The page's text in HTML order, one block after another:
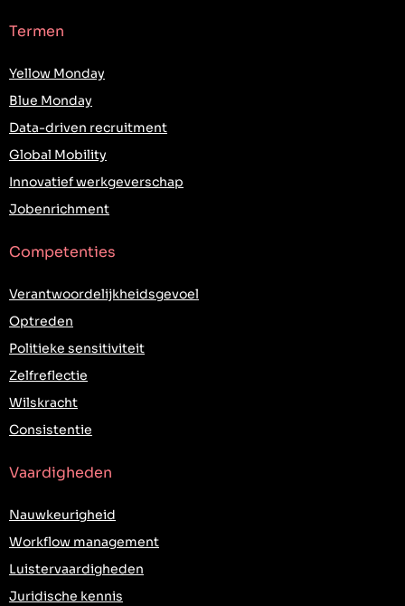
Termen
Yellow Monday
Blue Monday
Data-driven recruitment
Global Mobility
Innovatief werkgeverschap
Jobenrichment
Competenties
Verantwoordelijkheidsgevoel
Optreden
Politieke sensitiviteit
Zelfreflectie
Wilskracht
Consistentie
Vaardigheden
Nauwkeurigheid
Workflow management
Luistervaardigheden
Juridische kennis